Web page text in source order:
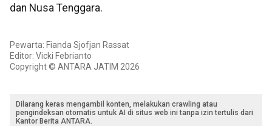
dan Nusa Tenggara.
Pewarta: Fianda Sjofjan Rassat
Editor: Vicki Febrianto
Copyright © ANTARA JATIM 2026
Dilarang keras mengambil konten, melakukan crawling atau
pengindeksan otomatis untuk AI di situs web ini tanpa izin tertulis dari
Kantor Berita ANTARA.